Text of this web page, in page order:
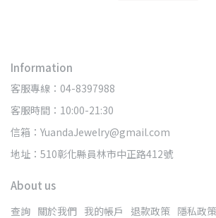
Information
客服專線：04-8397988
客服時間：10:00-21:30
信箱：YuandaJewelry@gmail.com
地址：510彰化縣員林市中正路412號
About us
查詢 關於我們 我的帳戶 退款政策 隱私政策